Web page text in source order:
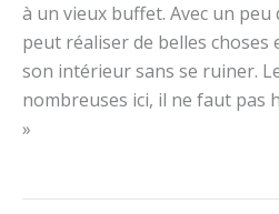
à un vieux buffet. Avec un peu
peut réaliser de belles choses
son intérieur sans se ruiner.
nombreuses ici, il ne faut pas
»